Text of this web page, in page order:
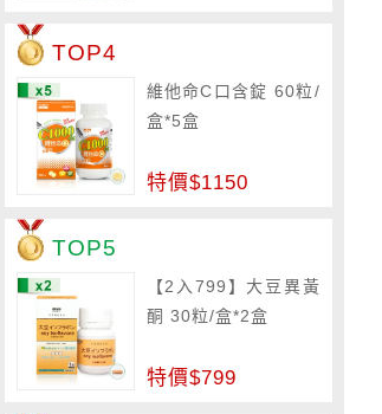
TOP4
維他命C口含錠 60粒/
盒*5盒
特價$1150
TOP5
【2入799】大豆異黃
酮 30粒/盒*2盒
特價$799